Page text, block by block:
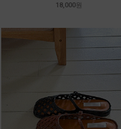
18,000원